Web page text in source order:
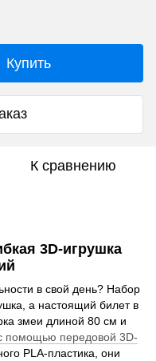
Купить
К сравнению
3D-игрушка
в свой день? Набор
а настоящий билет в
змеи длиной 80 см и
помощью передовой 3D-
PLA-пластика, они